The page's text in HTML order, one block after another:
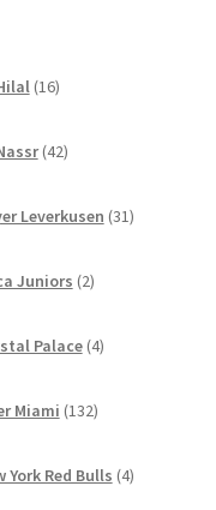
16izdelkov
42izdelkov
Leverkusen 31izdelkov
Juniors 2izdelka
Palace 4izdelki
Miami 132izdelkov
Red Bulls 4izdelki